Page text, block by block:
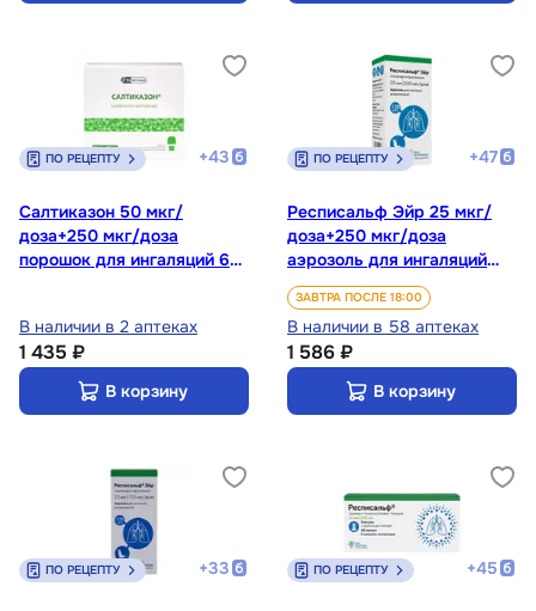
ПО РЕЦЕПТУ +43
Салтиказон 50 мкг/
доза+250 мкг/доза
порошок для ингаляций 60
В наличии в 2 аптеках
1 435 ₽
В корзину
ПО РЕЦЕПТУ +47
Респисальф Эйр 25 мкг/
доза+250 мкг/доза
аэрозоль для ингаляций
120 доз
ЗАВТРА ПОСЛЕ 18:00
В наличии в 58 аптеках
1 586 ₽
В корзину
ПО РЕЦЕПТУ +33 ПО РЕЦЕПТУ +45